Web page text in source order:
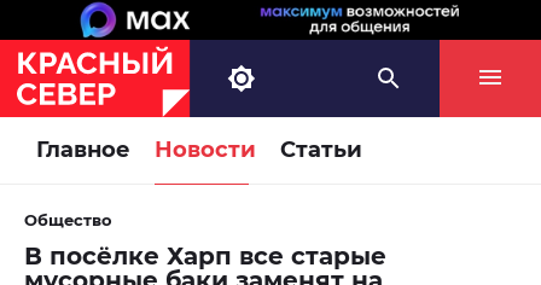
Главное Новости Статьи
Общество
В посёлке Харп все старые